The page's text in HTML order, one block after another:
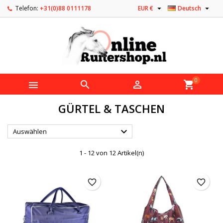
Telefon: +31(0)88 0111178 Deutsch 
EUR € 
   shopping_cart0
GÜRTEL & TASCHEN
Auswählen 
1 - 12 von 12 Artikel(n)
favorite_border favorite_border